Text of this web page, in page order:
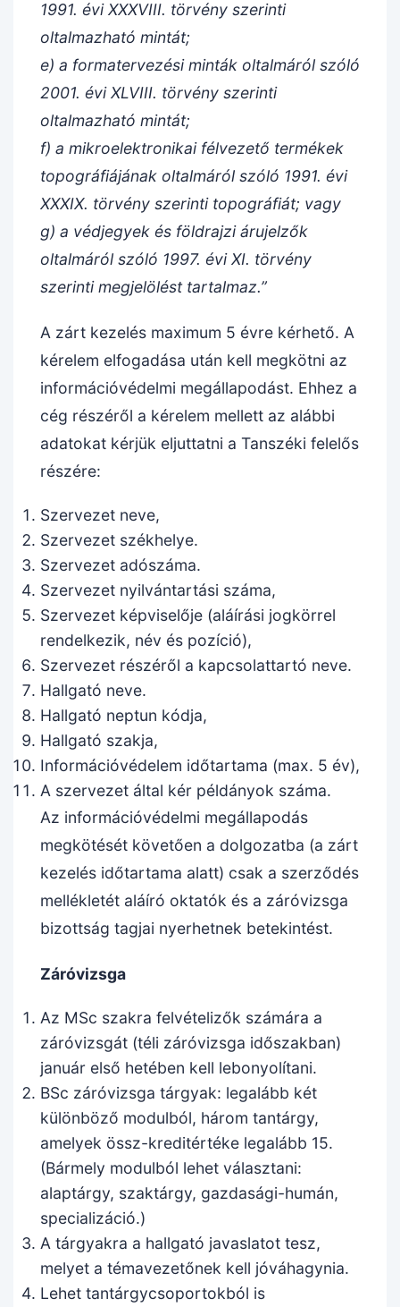
1991. évi XXXVIII. törvény szerinti
oltalmazható mintát;
e) a formatervezési minták oltalmáról szóló
2001. évi XLVIII. törvény szerinti
oltalmazható mintát;
f) a mikroelektronikai félvezető termékek
topográfiájának oltalmáról szóló 1991. évi
XXXIX. törvény szerinti topográfiát; vagy
g) a védjegyek és földrajzi árujelzők
oltalmáról szóló 1997. évi XI. törvény
szerinti megjelölést tartalmaz.”
A zárt kezelés maximum 5 évre kérhető. A
kérelem elfogadása után kell megkötni az
információvédelmi megállapodást. Ehhez a
cég részéről a kérelem mellett az alábbi
adatokat kérjük eljuttatni a Tanszéki felelős
részére:
Szervezet neve,
Szervezet székhelye.
Szervezet adószáma.
Szervezet nyilvántartási száma,
Szervezet képviselője (aláírási jogkörrel
rendelkezik, név és pozíció),
Szervezet részéről a kapcsolattartó neve.
Hallgató neve.
Hallgató neptun kódja,
Hallgató szakja,
Információvédelem időtartama (max. 5 év),
A szervezet által kér példányok száma.
Az információvédelmi megállapodás
megkötését követően a dolgozatba (a zárt
kezelés időtartama alatt) csak a szerződés
mellékletét aláíró oktatók és a záróvizsga
bizottság tagjai nyerhetnek betekintést.
Záróvizsga
Az MSc szakra felvételizők számára a
záróvizsgát (téli záróvizsga időszakban)
január első hetében kell lebonyolítani.
BSc záróvizsga tárgyak: legalább két
különböző modulból, három tantárgy,
amelyek össz-kreditértéke legalább 15.
(Bármely modulból lehet választani:
alaptárgy, szaktárgy, gazdasági-humán,
specializáció.)
A tárgyakra a hallgató javaslatot tesz,
melyet a témavezetőnek kell jóváhagynia.
Lehet tantárgycsoportokból is